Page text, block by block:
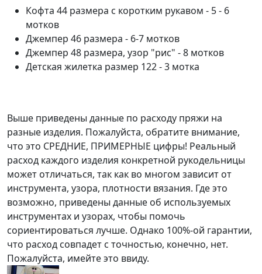
Кофта 44 размера с коротким рукавом - 5 - 6
мотков
Джемпер 46 размера - 6-7 мотков
Джемпер 48 размера, узор "рис" - 8 мотков
Детская жилетка размер 122 - 3 мотка
Выше приведены данные по расходу пряжи на
разные изделия. Пожалуйста, обратите внимание,
что это СРЕДНИЕ, ПРИМЕРНЫЕ цифры! Реальный
расход каждого изделия конкретной рукодельницы
может отличаться, так как во многом зависит от
инструмента, узора, плотности вязания. Где это
возможно, приведены данные об используемых
инструментах и узорах, чтобы помочь
сориентироваться лучше. Однако 100%-ой гарантии,
что расход совпадет с точностью, конечно, нет.
Пожалуйста, имейте это ввиду.